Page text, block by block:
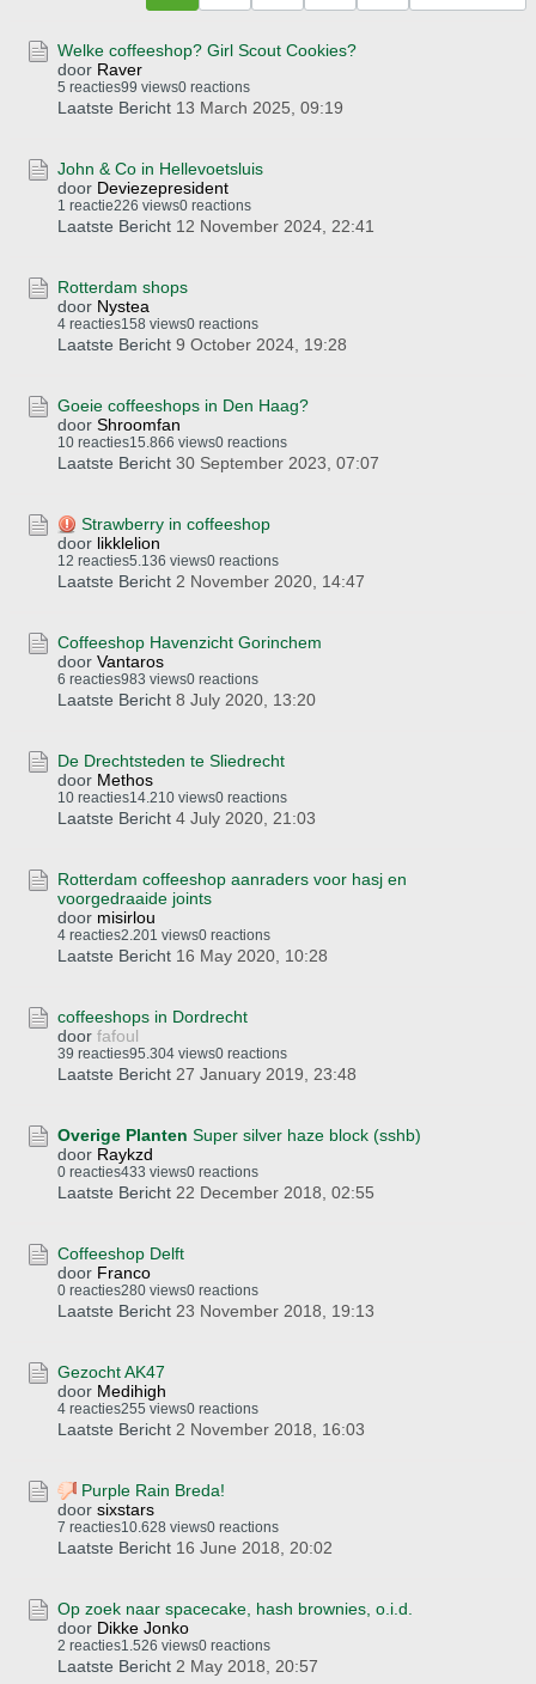
Welke coffeeshop? Girl Scout Cookies?
door Raver
5 reacties99 views0 reactions
Laatste Bericht 13 March 2025, 09:19
John & Co in Hellevoetsluis
door Deviezepresident
1 reactie226 views0 reactions
Laatste Bericht 12 November 2024, 22:41
Rotterdam shops
door Nystea
4 reacties158 views0 reactions
Laatste Bericht 9 October 2024, 19:28
Goeie coffeeshops in Den Haag?
door Shroomfan
10 reacties15.866 views0 reactions
Laatste Bericht 30 September 2023, 07:07
Strawberry in coffeeshop
door likklelion
12 reacties5.136 views0 reactions
Laatste Bericht 2 November 2020, 14:47
Coffeeshop Havenzicht Gorinchem
door Vantaros
6 reacties983 views0 reactions
Laatste Bericht 8 July 2020, 13:20
De Drechtsteden te Sliedrecht
door Methos
10 reacties14.210 views0 reactions
Laatste Bericht 4 July 2020, 21:03
Rotterdam coffeeshop aanraders voor hasj en
voorgedraaide joints
door misirlou
4 reacties2.201 views0 reactions
Laatste Bericht 16 May 2020, 10:28
coffeeshops in Dordrecht
door fafoul
39 reacties95.304 views0 reactions
Laatste Bericht 27 January 2019, 23:48
Overige Planten Super silver haze block (sshb)
door Raykzd
0 reacties433 views0 reactions
Laatste Bericht 22 December 2018, 02:55
Coffeeshop Delft
door Franco
0 reacties280 views0 reactions
Laatste Bericht 23 November 2018, 19:13
Gezocht AK47
door Medihigh
4 reacties255 views0 reactions
Laatste Bericht 2 November 2018, 16:03
Purple Rain Breda!
door sixstars
7 reacties10.628 views0 reactions
Laatste Bericht 16 June 2018, 20:02
Op zoek naar spacecake, hash brownies, o.i.d.
door Dikke Jonko
2 reacties1.526 views0 reactions
Laatste Bericht 2 May 2018, 20:57